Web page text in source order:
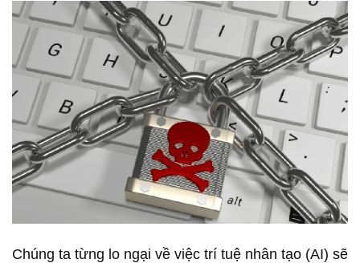
Chúng ta từng lo ngại về việc trí tuệ nhân tạo (AI) sẽ